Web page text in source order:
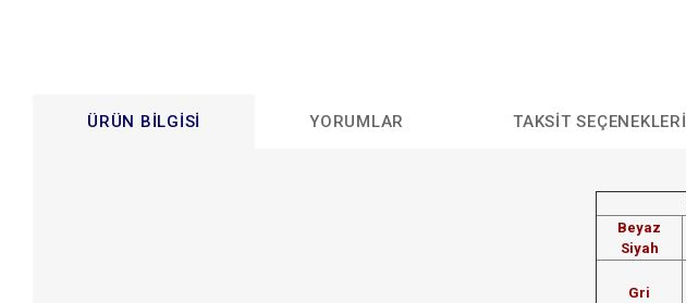
ÜRÜN BILGISI YORUMLAR TAKSIT SEÇENEKLERI
Beyaz
Siyah
Gri